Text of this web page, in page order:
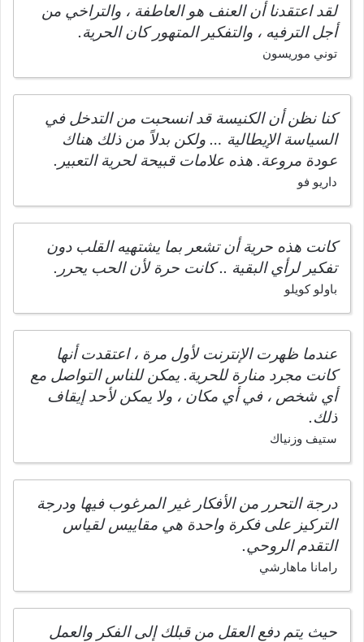
لقد اعتقدنا أن العنف هو العاطفة ، والتراخي من
أجل الترفيه ، والتفكير المتهور كان الحرية.
توني موريسون
كنا نظن أن الكنيسة قد انسحبت من التدخل في
السياسة الإيطالية … ولكن بدلاً من ذلك هناك
عودة مروعة. هذه علامات قبيحة لحرية التعبير.
داريو فو
كانت هذه حرية أن تشعر بما يشتهيه القلب دون
تفكير لرأي البقية .. كانت حرة لأن الحب يحرر.
باولو كويلو
عندما ظهرت الإنترنت لأول مرة ، اعتقدت أنها
كانت مجرد منارة للحرية. يمكن للناس التواصل مع
أي شخص ، في أي مكان ، ولا يمكن لأحد إيقاف
ذلك.
ستيف وزنياك
درجة التحرر من الأفكار غير المرغوب فيها ودرجة
التركيز على فكرة واحدة هي مقاييس لقياس
التقدم الروحي.
رامانا ماهارشي
حيث يتم دفع العقل من قبلك إلى الفكر والعمل